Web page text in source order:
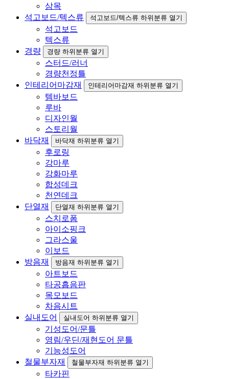
삼목
석고보드/텍스류
석고보드/텍스류 하위분류 열기
석고보드
텍스류
경량
경량 하위분류 열기
스터드/러너
경량천정틀
인테리어마감재
인테리어마감재 하위분류 열기
템바보드
루바
디자인월
스토리월
바닥재
바닥재 하위분류 열기
후로링
강마루
강화마루
합성데크
천연데크
단열재
단열재 하위분류 열기
스치로폼
아이소핑크
그라스울
이보드
방음재
방음재 하위분류 열기
아트보드
타공흡음판
목모보드
차음시트
실내도어
실내도어 하위분류 열기
기성도어/문틀
영림/우딘/재현도어 문틀
기능성도어
철물부자재
철물부자재 하위분류 열기
타카핀